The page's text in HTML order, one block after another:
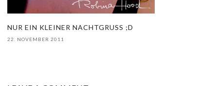
NUR EIN KLEINER NACHTGRUSS ;D
22. NOVEMBER 2011